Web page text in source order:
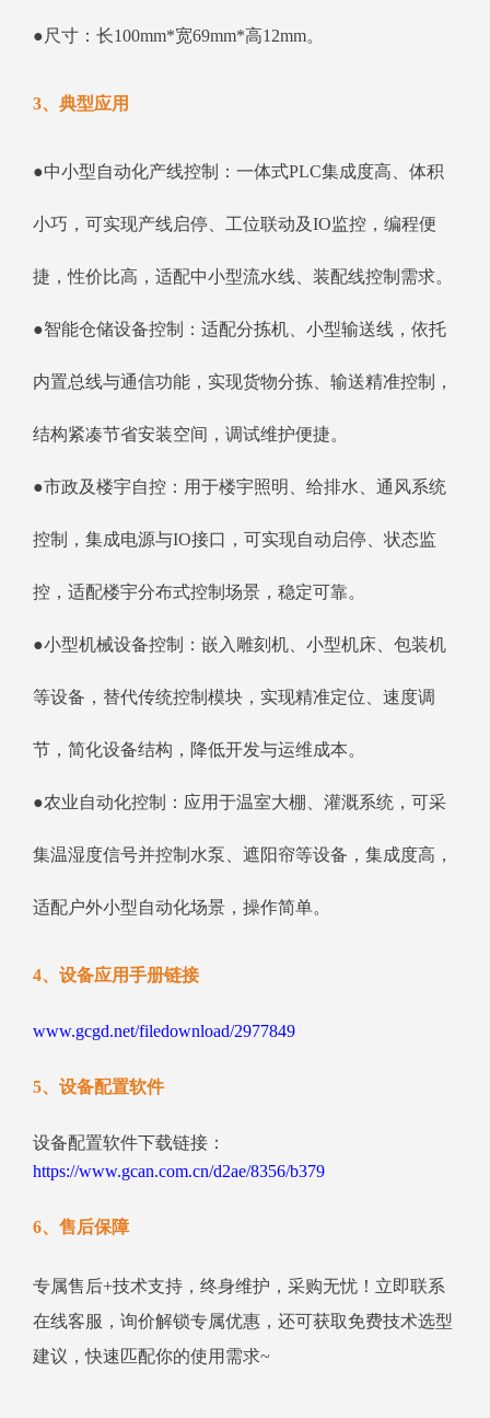
●尺寸：长100mm*宽69mm*高12mm。
3、典型应用
●中小型自动化产线控制：一体式PLC集成度高、体积
小巧，可实现产线启停、工位联动及IO监控，编程便
捷，性价比高，适配中小型流水线、装配线控制需求。
●智能仓储设备控制：适配分拣机、小型输送线，依托
内置总线与通信功能，实现货物分拣、输送精准控制，
结构紧凑节省安装空间，调试维护便捷。
●市政及楼宇自控：用于楼宇照明、给排水、通风系统
控制，集成电源与IO接口，可实现自动启停、状态监
控，适配楼宇分布式控制场景，稳定可靠。
●小型机械设备控制：嵌入雕刻机、小型机床、包装机
等设备，替代传统控制模块，实现精准定位、速度调
节，简化设备结构，降低开发与运维成本。
●农业自动化控制：应用于温室大棚、灌溉系统，可采
集温湿度信号并控制水泵、遮阳帘等设备，集成度高，
适配户外小型自动化场景，操作简单。
4、设备应用手册链接
www.gcgd.net/filedownload/2977849
5、设备配置软件
设备配置软件下载链接：
https://www.gcan.com.cn/d2ae/8356/b379
6、售后保障
专属售后+技术支持，终身维护，采购无忧！立即联系
在线客服，询价解锁专属优惠，还可获取免费技术选型
建议，快速匹配你的使用需求~